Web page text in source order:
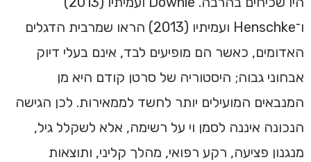
ו־Henschke ועמיתיו (2013) הראו שמרבית הדגלים
האדומים, כאשר הם מופיעים לבד, אינם בעלי דיוק
אבחוני גבוה; היסטוריה של סרטן קודם היא מן
המנבאים המועילים יותר לחשד לממאירות. לכן הגישה
הנכונה איננה לסמן וי על רשימה, אלא לשקלל גיל,
מנגנון פציעה, רקע רפואי, מהלך קליני, ותוצאות